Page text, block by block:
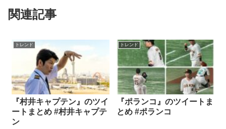
関連記事
トレンド
『村井キャプテン』のツイ
ートまとめ #村井キャプテ
ン
トレンド
『ポランコ』のツイートま
とめ #ポランコ